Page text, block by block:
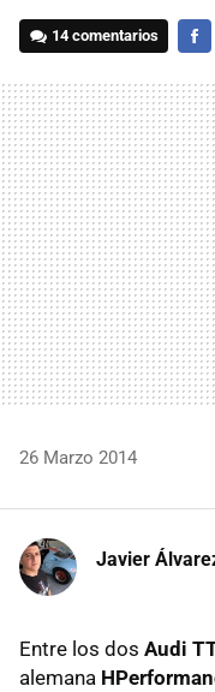
14 comentarios
26 Marzo 2014
Javier
Entre los dos Audi
alemana